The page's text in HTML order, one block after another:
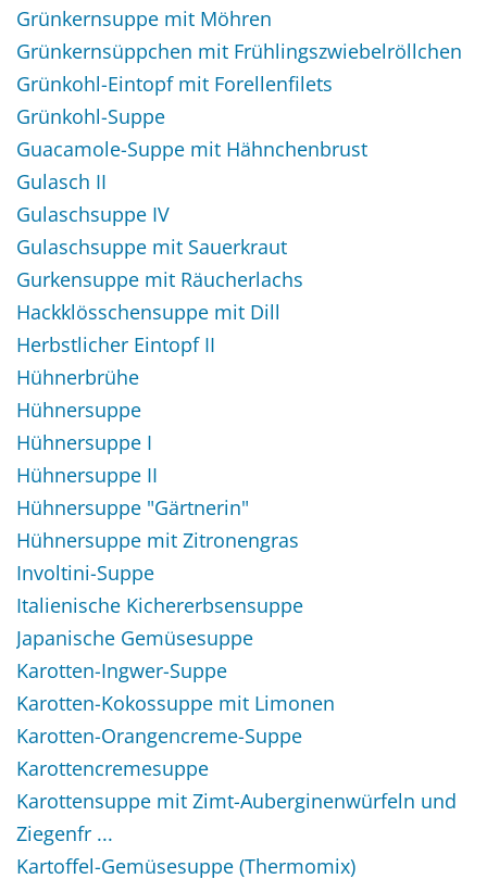
Grünkernsuppe mit Möhren
Grünkernsüppchen mit Frühlingszwiebelröllchen
Grünkohl-Eintopf mit Forellenfilets
Grünkohl-Suppe
Guacamole-Suppe mit Hähnchenbrust
Gulasch II
Gulaschsuppe IV
Gulaschsuppe mit Sauerkraut
Gurkensuppe mit Räucherlachs
Hackklösschensuppe mit Dill
Herbstlicher Eintopf II
Hühnerbrühe
Hühnersuppe
Hühnersuppe I
Hühnersuppe II
Hühnersuppe "Gärtnerin"
Hühnersuppe mit Zitronengras
Involtini-Suppe
Italienische Kichererbsensuppe
Japanische Gemüsesuppe
Karotten-Ingwer-Suppe
Karotten-Kokossuppe mit Limonen
Karotten-Orangencreme-Suppe
Karottencremesuppe
Karottensuppe mit Zimt-Auberginenwürfeln und
Ziegenfr ...
Kartoffel-Gemüsesuppe (Thermomix)